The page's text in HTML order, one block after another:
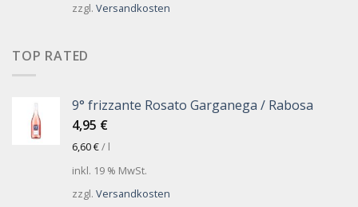
zzgl. Versandkosten
TOP RATED
9° frizzante Rosato Garganega / Rabosa
4,95 €
6,60€/ l
inkl. 19 % MwSt.
zzgl. Versandkosten